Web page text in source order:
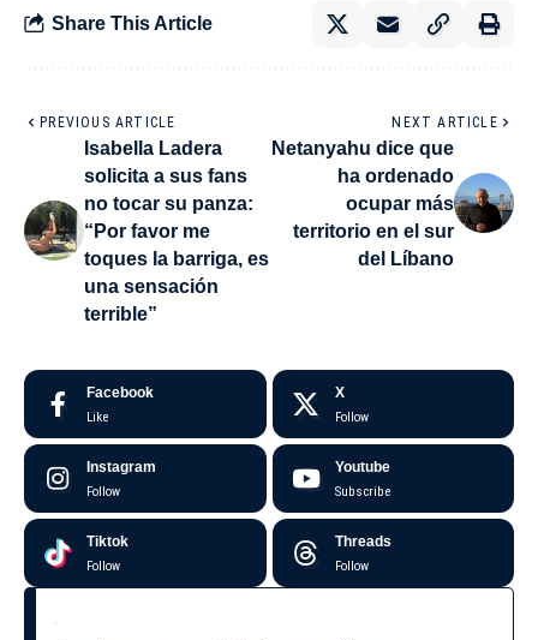
Share This Article
PREVIOUS ARTICLE
Isabella Ladera
solicita a sus fans
no tocar su panza:
“Por favor me
toques la barriga, es
una sensación
terrible”
NEXT ARTICLE
Netanyahu dice que
ha ordenado
ocupar más
territorio en el sur
del Líbano
Facebook
Like
X
Follow
Instagram
Follow
Youtube
Subscribe
Tiktok
Follow
Threads
Follow